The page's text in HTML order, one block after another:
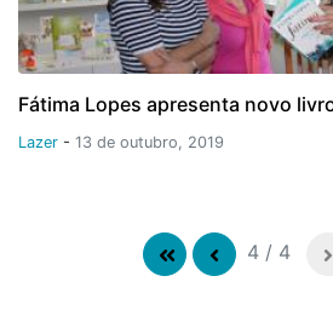
Fátima Lopes apresenta novo
Lazer - 13 de outubro, 2019
4 / 4